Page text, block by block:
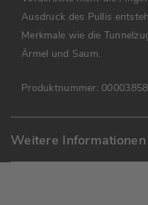
Ausdruck des Pullis
Merkmale wie die
Ärmel und Saum.
Produktnummer:
Weitere Informationen